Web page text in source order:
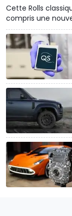
Cette Rolls
compris une